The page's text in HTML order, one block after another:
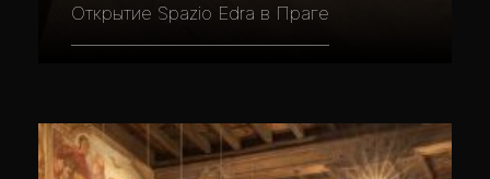
Открытие Spazio Edra в Праге